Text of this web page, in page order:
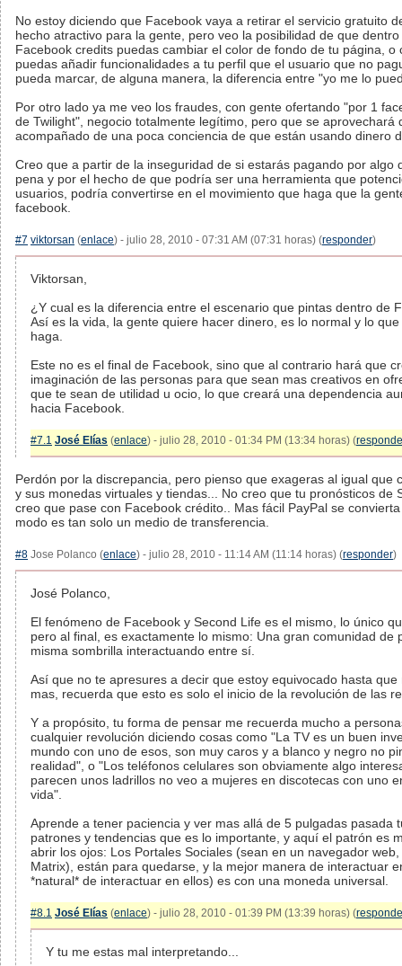
No estoy diciendo que Facebook vaya a retirar el servicio gratuito
hecho atractivo para la gente, pero veo la posibilidad de que
Facebook credits puedas cambiar el color de fondo de tu página,
puedas añadir funcionalidades a tu perfil que el usuario que no
pueda marcar, de alguna manera, la diferencia entre "yo me lo
Por otro lado ya me veo los fraudes, con gente ofertando "por 1
de Twilight", negocio totalmente legítimo, pero que se aprovechará
acompañado de una poca conciencia de que están usando dinero
Creo que a partir de la inseguridad de si estarás pagando por algo
pena y por el hecho de que podría ser una herramienta que
usuarios, podría convertirse en el movimiento que haga que la
facebook.
#7 viktorsan (enlace) - julio 28, 2010 - 07:31 AM (07:31 horas) (responder)
Viktorsan,
¿Y cual es la diferencia entre el escenario que pintas dentro de
Así es la vida, la gente quiere hacer dinero, es lo normal y lo
haga.
Este no es el final de Facebook, sino que al contrario hará que
imaginación de las personas para que sean mas creativos en
que te sean de utilidad u ocio, lo que creará una dependencia
hacia Facebook.
#7.1 José Elías (enlace) - julio 28, 2010 - 01:34 PM (13:34 horas) (
Perdón por la discrepancia, pero pienso que exageras al igual que
y sus monedas virtuales y tiendas... No creo que tu pronósticos de
creo que pase con Facebook crédito.. Mas fácil PayPal se
modo es tan solo un medio de transferencia.
#8 Jose Polanco (enlace) - julio 28, 2010 - 11:14 AM (11:14 horas) (responder)
José Polanco,
El fenómeno de Facebook y Second Life es el mismo, lo único
pero al final, es exactamente lo mismo: Una gran comunidad de
misma sombrilla interactuando entre sí.
Así que no te apresures a decir que estoy equivocado hasta
mas, recuerda que esto es solo el inicio de la revolución de las
Y a propósito, tu forma de pensar me recuerda mucho a
cualquier revolución diciendo cosas como "La TV es un buen
mundo con uno de esos, son muy caros y a blanco y negro no
realidad", o "Los teléfonos celulares son obviamente algo
parecen unos ladrillos no veo a mujeres en discotecas con uno
vida".
Aprende a tener paciencia y ver mas allá de 5 pulgadas pasada
patrones y tendencias que es lo importante, y aquí el patrón es
abrir los ojos: Los Portales Sociales (sean en un navegador
Matrix), están para quedarse, y la mejor manera de interactuar
*natural* de interactuar en ellos) es con una moneda universal.
#8.1 José Elías (enlace) - julio 28, 2010 - 01:39 PM (13:39 horas) (
Y tu me estas mal interpretando...